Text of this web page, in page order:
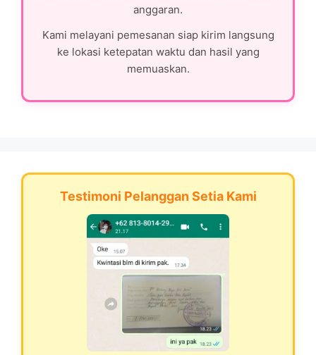
anggaran.
Kami melayani pemesanan siap kirim langsung
ke lokasi ketepatan waktu dan hasil yang
memuaskan.
Testimoni Pelanggan Setia Kami